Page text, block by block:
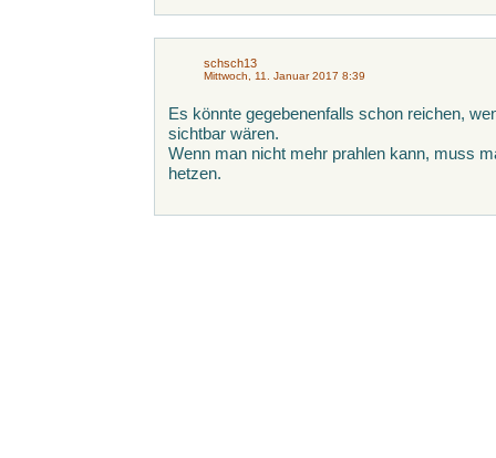
schsch13
Mittwoch, 11. Januar 2017 8:39
Es könnte gegebenenfalls schon reichen,
sichtbar wären.
Wenn man nicht mehr prahlen kann, muss
hetzen.